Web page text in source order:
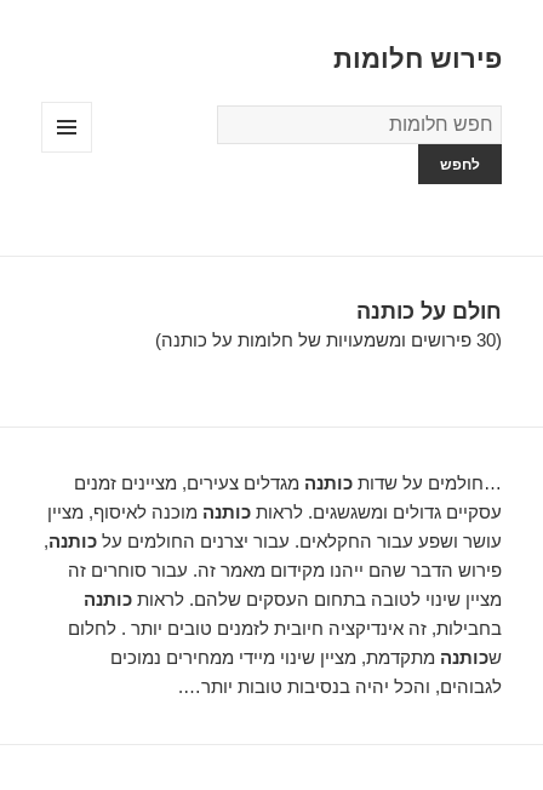
פירוש חלומות
מילון
החלומות
חולם על כותנה
(30 פירושים ומשמעויות של חלומות על כותנה)
…חולמים על שדותכותנה מגדלים צעירים, מציינים זמנים
עסקיים גדולים ומשגשגים. לראותכותנה מוכנה לאיסוף, מציין
עושר ושפע עבור החקלאים. עבור יצרנים החולמים עלכותנה,
פירוש הדבר שהם ייהנו מקידום מאמר זה. עבור סוחרים זה
מציין שינוי לטובה בתחום העסקים שלהם. לראותכותנה
בחבילות, זה אינדיקציה חיובית לזמנים טובים יותר . לחלום
שכותנה מתקדמת, מציין שינוי מיידי ממחירים נמוכים
לגבוהים, והכל יהיה בנסיבות טובות יותר….